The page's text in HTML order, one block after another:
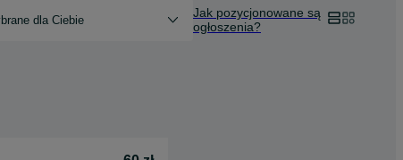
dla Ciebie
Jak pozycjonowane są
ogłoszenia?